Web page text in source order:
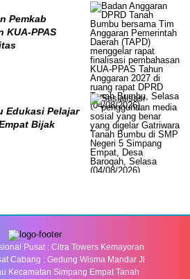
Pemkab
KUA-PPAS
Edukasi Pelajar
Bijak
Pusat : Citra Towers Kemayoran
Cabang : Gedung Wisma Mandar Jl
Kecamatan Simpang Empat Tanah